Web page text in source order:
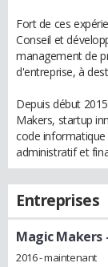
Fort de ces
Conseil et
management de
d'entreprise, à
Depuis début
Makers, startup
code
administratif et
Entreprises
Magic Makers
2016 - maintenant